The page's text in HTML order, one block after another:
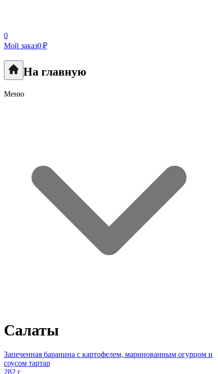
0
Мой заказ0 ₽
На главную
Меню
Салаты
Запеченная баранина с картофелем, маринованным огурцом и
соусом тартар
282 г